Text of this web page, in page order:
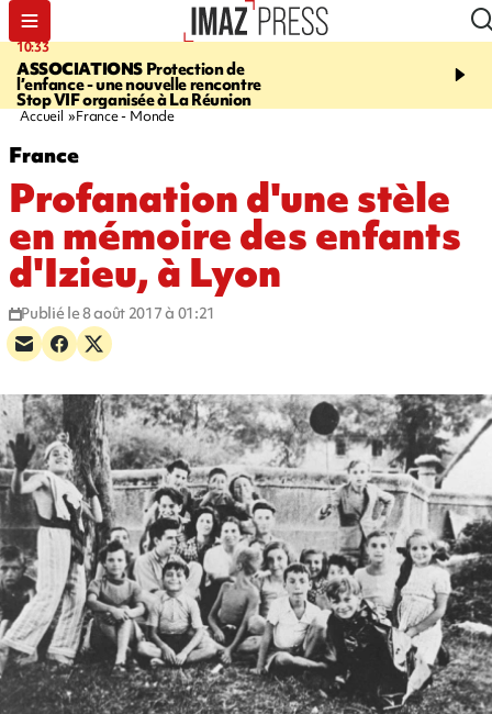
10:33
ASSOCIATIONSProtection de
l’enfance - une nouvelle rencontre
Stop VIF organisée à La Réunion
15:03
Vaste feu
l'ouest du pays, 20.000
Accueil France - Monde
France
Profanation d'une stèle
en mémoire des enfants
d'Izieu, à Lyon
Publié le 8 août 2017 à 01:21